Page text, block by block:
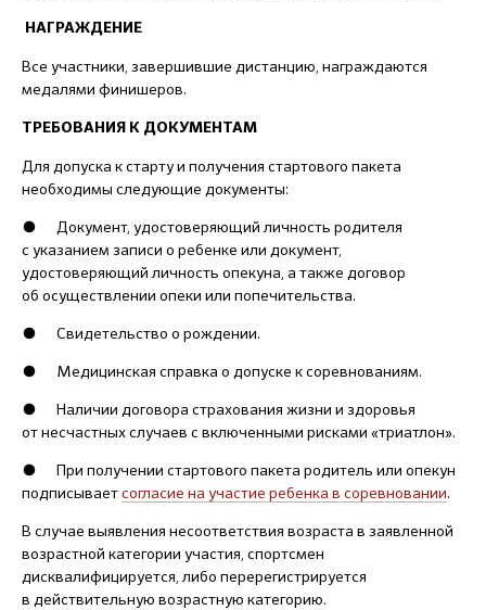
НАГРАЖДЕНИЕ
Все участники, завершившие дистанцию, награждаются
медалями финишеров.
ТРЕБОВАНИЯ К ДОКУМЕНТАМ
Для допуска к старту и получения стартового пакета
необходимы следующие документы:
● Документ, удостоверяющий личность родителя
с указанием записи о ребенке или документ,
удостоверяющий личность опекуна, а также договор
об осуществлении опеки или попечительства.
● Свидетельство о рождении.
● Медицинская справка о допуске к соревнованиям.
● Наличии договора страхования жизни и здоровья
от несчастных случаев с включенными рисками «триатлон».
● При получении стартового пакета родитель или опекун
подписываетсогласие на участие ребенка в соревновании.
В случае выявления несоответствия возраста в заявленной
возрастной категории участия, спортсмен
дисквалифицируется, либо перерегистрируется
в действительную возрастную категорию.